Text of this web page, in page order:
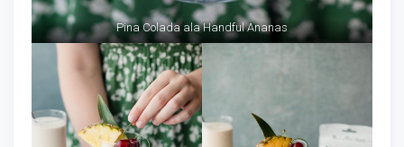
Pina Colada ala Handful Ananas